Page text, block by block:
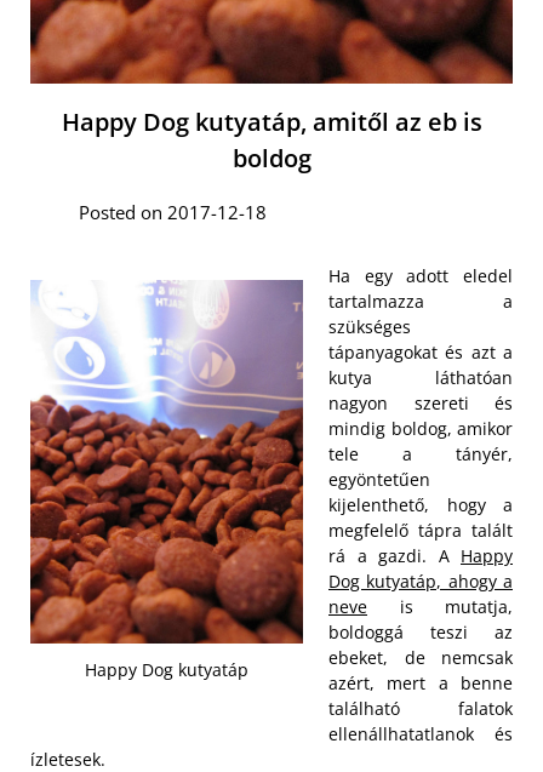
Happy Dog kutyatáp, amitől az eb is
boldog
Posted on 2017-12-18
Happy Dog kutyatáp
Ha egy adott eledel
tartalmazza a
szükséges
tápanyagokat és azt a
kutya láthatóan
nagyon szereti és
mindig boldog, amikor
tele a tányér,
egyöntetűen
kijelenthető, hogy a
megfelelő tápra talált
rá a gazdi. A Happy
Dog kutyatáp, ahogy a
neve is mutatja,
boldoggá teszi az
ebeket, de nemcsak
azért, mert a benne
található falatok
ellenállhatatlanok és
ízletesek.